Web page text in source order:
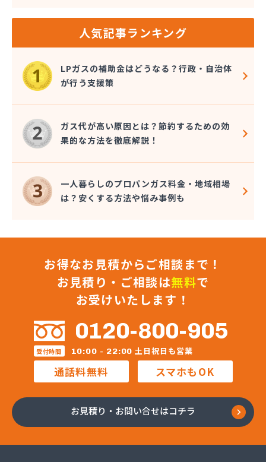
関彰商事株式会社 真岡LPガスセンター
岩谷産業株式会社 宇都宮支店
鬼怒川プロパン
吉澤保全株式会社倉庫
橋本産業株式会社
近嵐商事有限会社
金子商事有限会社
桑原商店
郡司燃料店
慶野燃料店
戸恒燃料店
戸村商店
五味田商店
江連燃料株式会社
佐藤燃料店
佐野市エルピーガス販売協同組合
佐野燃料
細井プロパン
三愛オブリガス東日本株式会社 栃木支店 宇都宮
営業所/卸売課
三柴正雄商店
三田岱治商店
氏家高圧ガス保安センター
小篠酸素株式会社
人気記事ランキング
LPガスの補助金はどうなる？行政・自治体
が行う支援策
ガス代が高い原因とは？節約するための効
果的な方法を徹底解説！
一人暮らしのプロパンガス料金・地域相場
は？安くする方法や悩み事例も
お得なお見積からご相談まで！
お見積り・ご相談は無料で
お受けいたします！
0120-800-905
受付時間 10:00 - 22:00 土日祝日も営業
通話料無料 スマホもOK
お見積り・お問い合せはコチラ